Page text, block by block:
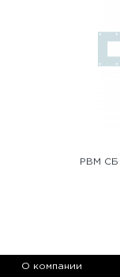
РВМ
О компании